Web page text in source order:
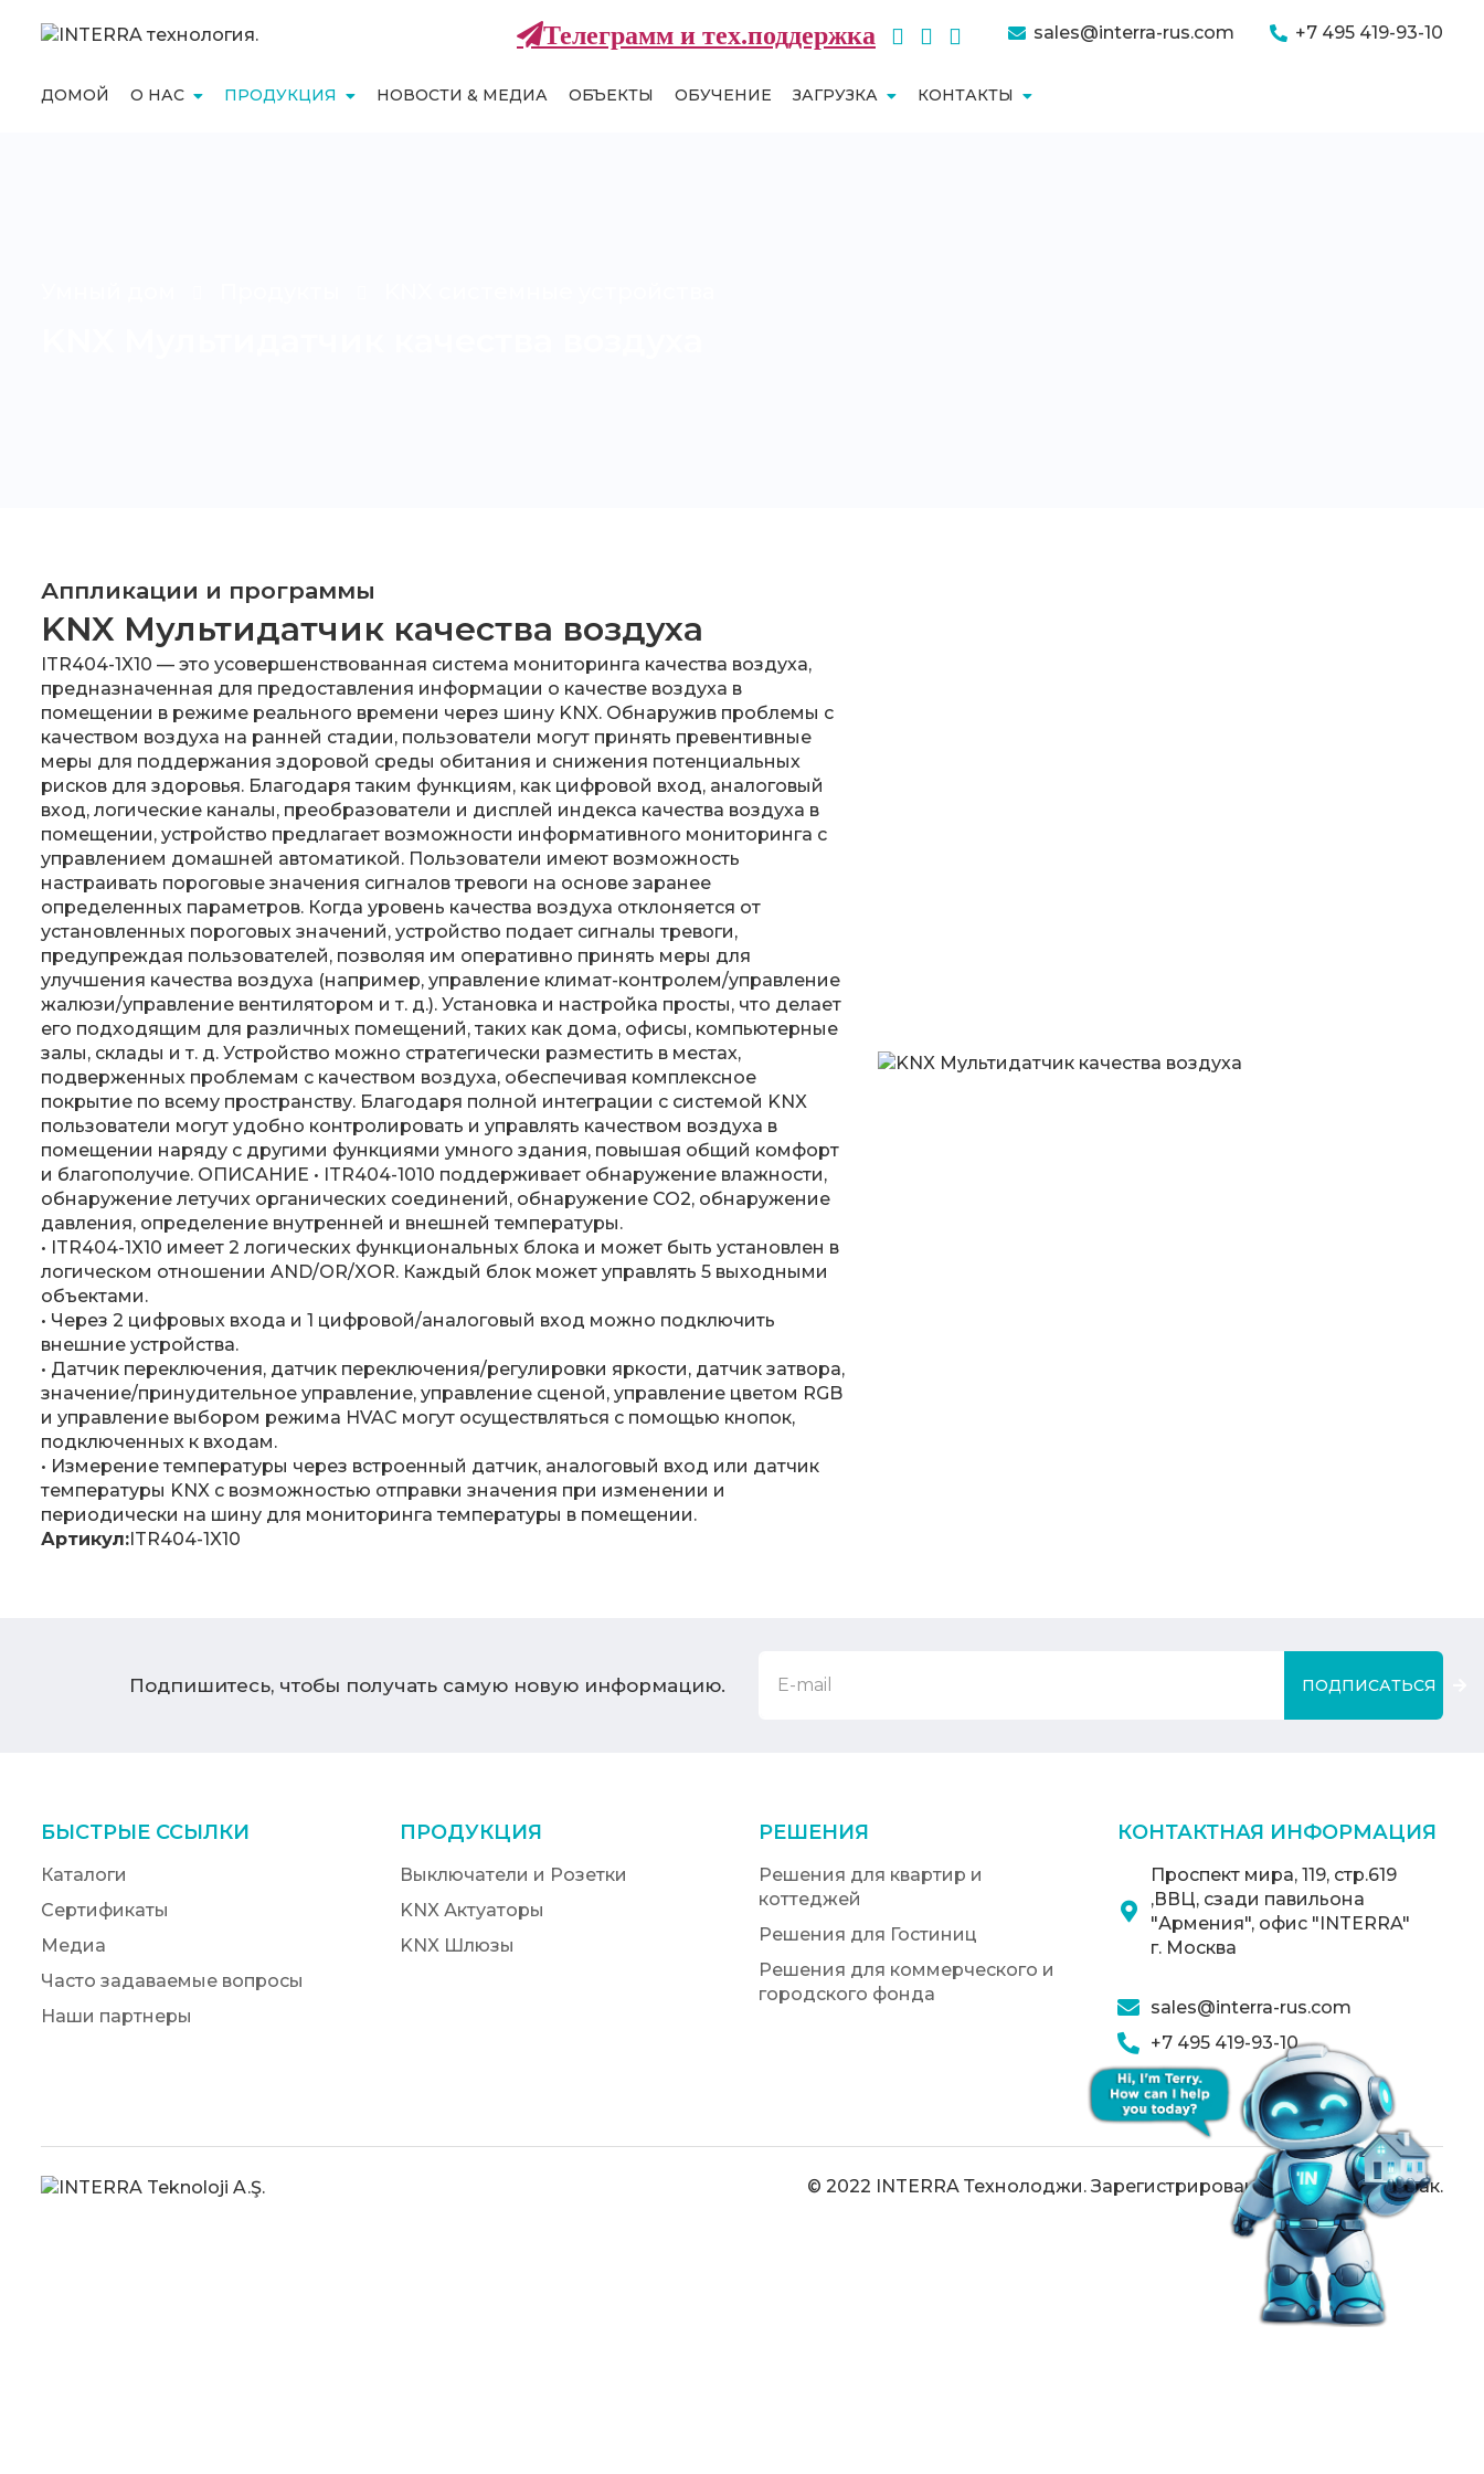
Телеграмм и тех.поддержка sales@interra-rus.com +7 495 419-93-10
ДОМОЙ О НАС ПРОДУКЦИЯ НОВОСТИ & МЕДИА ОБЪЕКТЫ ОБУЧЕНИЕ ЗАГРУЗКА КОНТАКТЫ
Аппликации и программы
KNX Мультидатчик качества воздуха
ITR404-1X10 — это усовершенствованная система мониторинга качества воздуха,
предназначенная для предоставления информации о качестве воздуха в
помещении в режиме реального времени через шину KNX. Обнаружив проблемы с
качеством воздуха на ранней стадии, пользователи могут принять превентивные
меры для поддержания здоровой среды обитания и снижения потенциальных
рисков для здоровья. Благодаря таким функциям, как цифровой вход, аналоговый
вход, логические каналы, преобразователи и дисплей индекса качества воздуха в
помещении, устройство предлагает возможности информативного мониторинга с
управлением домашней автоматикой. Пользователи имеют возможность
настраивать пороговые значения сигналов тревоги на основе заранее
определенных параметров. Когда уровень качества воздуха отклоняется от
установленных пороговых значений, устройство подает сигналы тревоги,
предупреждая пользователей, позволяя им оперативно принять меры для
улучшения качества воздуха (например, управление климат-контролем/управление
жалюзи/управление вентилятором и т. д.). Установка и настройка просты, что делает
его подходящим для различных помещений, таких как дома, офисы, компьютерные
залы, склады и т. д. Устройство можно стратегически разместить в местах,
подверженных проблемам с качеством воздуха, обеспечивая комплексное
покрытие по всему пространству. Благодаря полной интеграции с системой KNX
пользователи могут удобно контролировать и управлять качеством воздуха в
помещении наряду с другими функциями умного здания, повышая общий комфорт
и благополучие. ОПИСАНИЕ • ITR404-1010 поддерживает обнаружение влажности,
обнаружение летучих органических соединений, обнаружение CO2, обнаружение
давления, определение внутренней и внешней температуры.
• ITR404-1X10 имеет 2 логических функциональных блока и может быть установлен в
логическом отношении AND/OR/XOR. Каждый блок может управлять 5 выходными
объектами.
• Через 2 цифровых входа и 1 цифровой/аналоговый вход можно подключить
внешние устройства.
• Датчик переключения, датчик переключения/регулировки яркости, датчик затвора,
значение/принудительное управление, управление сценой, управление цветом RGB
и управление выбором режима HVAC могут осуществляться с помощью кнопок,
подключенных к входам.
• Измерение температуры через встроенный датчик, аналоговый вход или датчик
температуры KNX с возможностью отправки значения при изменении и
периодически на шину для мониторинга температуры в помещении.
Артикул:ITR404-1X10
Подпишитесь, чтобы получать самую новую информацию. ПОДПИСАТЬСЯ
БЫСТРЫЕ ССЫЛКИ
Каталоги
Сертификаты
Медиа
Часто задаваемые вопросы
Наши партнеры
ПРОДУКЦИЯ
Выключатели и Розетки
KNX Актуаторы
KNX Шлюзы
РЕШЕНИЯ
Решения для квартир и
коттеджей
Решения для Гостиниц
Решения для коммерческого и
городского фонда
КОНТАКТНАЯ ИНФОРМАЦИЯ
Проспект мира, 119, стр.619
,ВВЦ, сзади павильона
"Армения", офис "INTERRA"
г. Москва
sales@interra-rus.com
+7 495 419-93-10
© 2022 INTERRA Технолоджи. Зарегистрированный товарный знак.